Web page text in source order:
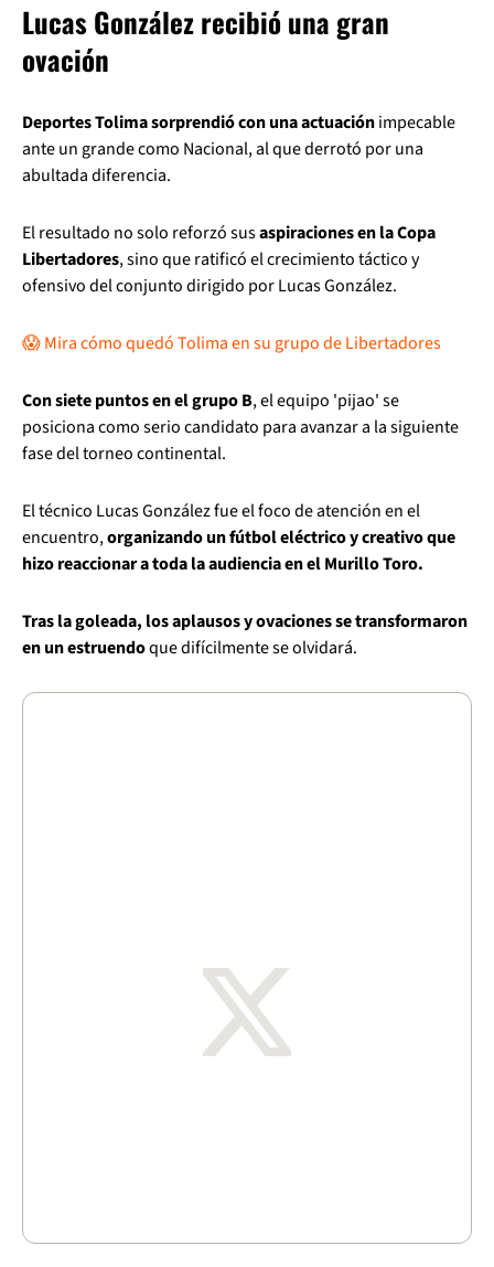
Lucas González recibió una gran
ovación
Deportes Tolima sorprendió con una actuaciónimpecable
ante un grande como Nacional, al que derrotó por una
abultada diferencia.
El resultado no solo reforzó susaspiraciones en la Copa
Libertadores, sino que ratificó el crecimiento táctico y
ofensivo del conjunto dirigido por Lucas González.
😱 Mira cómo quedó Tolima en su grupo de Libertadores
Con siete puntos en el grupo B, el equipo 'pijao' se
posiciona como serio candidato para avanzar a la siguiente
fase del torneo continental.
El técnico Lucas González fue el foco de atención en el
encuentro,organizando un fútbol eléctrico y creativo que
hizo reaccionar a toda la audiencia en el Murillo Toro.
Tras la goleada, los aplausos y ovaciones se transformaron
en un estruendoque difícilmente se olvidará.